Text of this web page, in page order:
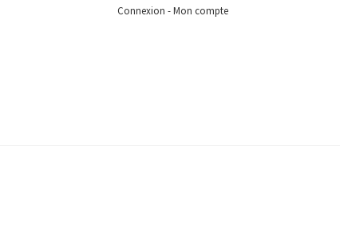
Connexion - Mon compte